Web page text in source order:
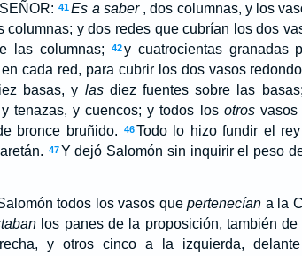
41Es a saber, dos columnas, y los
columnas; y dos redes que cubrían los dos
las columnas;
42y cuatrocientas granadas
cada red, para cubrir los dos vasos
basas, y lasdiez fuentes sobre las basas;
tenazas, y cuencos; y todos los otrosvasos
bronce bruñido.
46Todo lo hizo fundir el
47Y dejó Salomón sin inquirir el peso
todos los vasos que pertenecían a la
los panes de la proposición, también de
y otros cinco a la izquierda,